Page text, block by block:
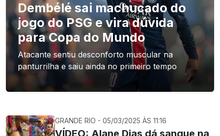
Dembélé sai machucado do
jogo do PSG e vira dúvida
para Copa do Mundo
Atacante sentiu desconforto muscular na
panturrilha e saiu ainda no primeiro tempo
GRANDE RIO - 05/03/2025 ÀS 11:16
VÍDEO: Alane Dias dá sangue na